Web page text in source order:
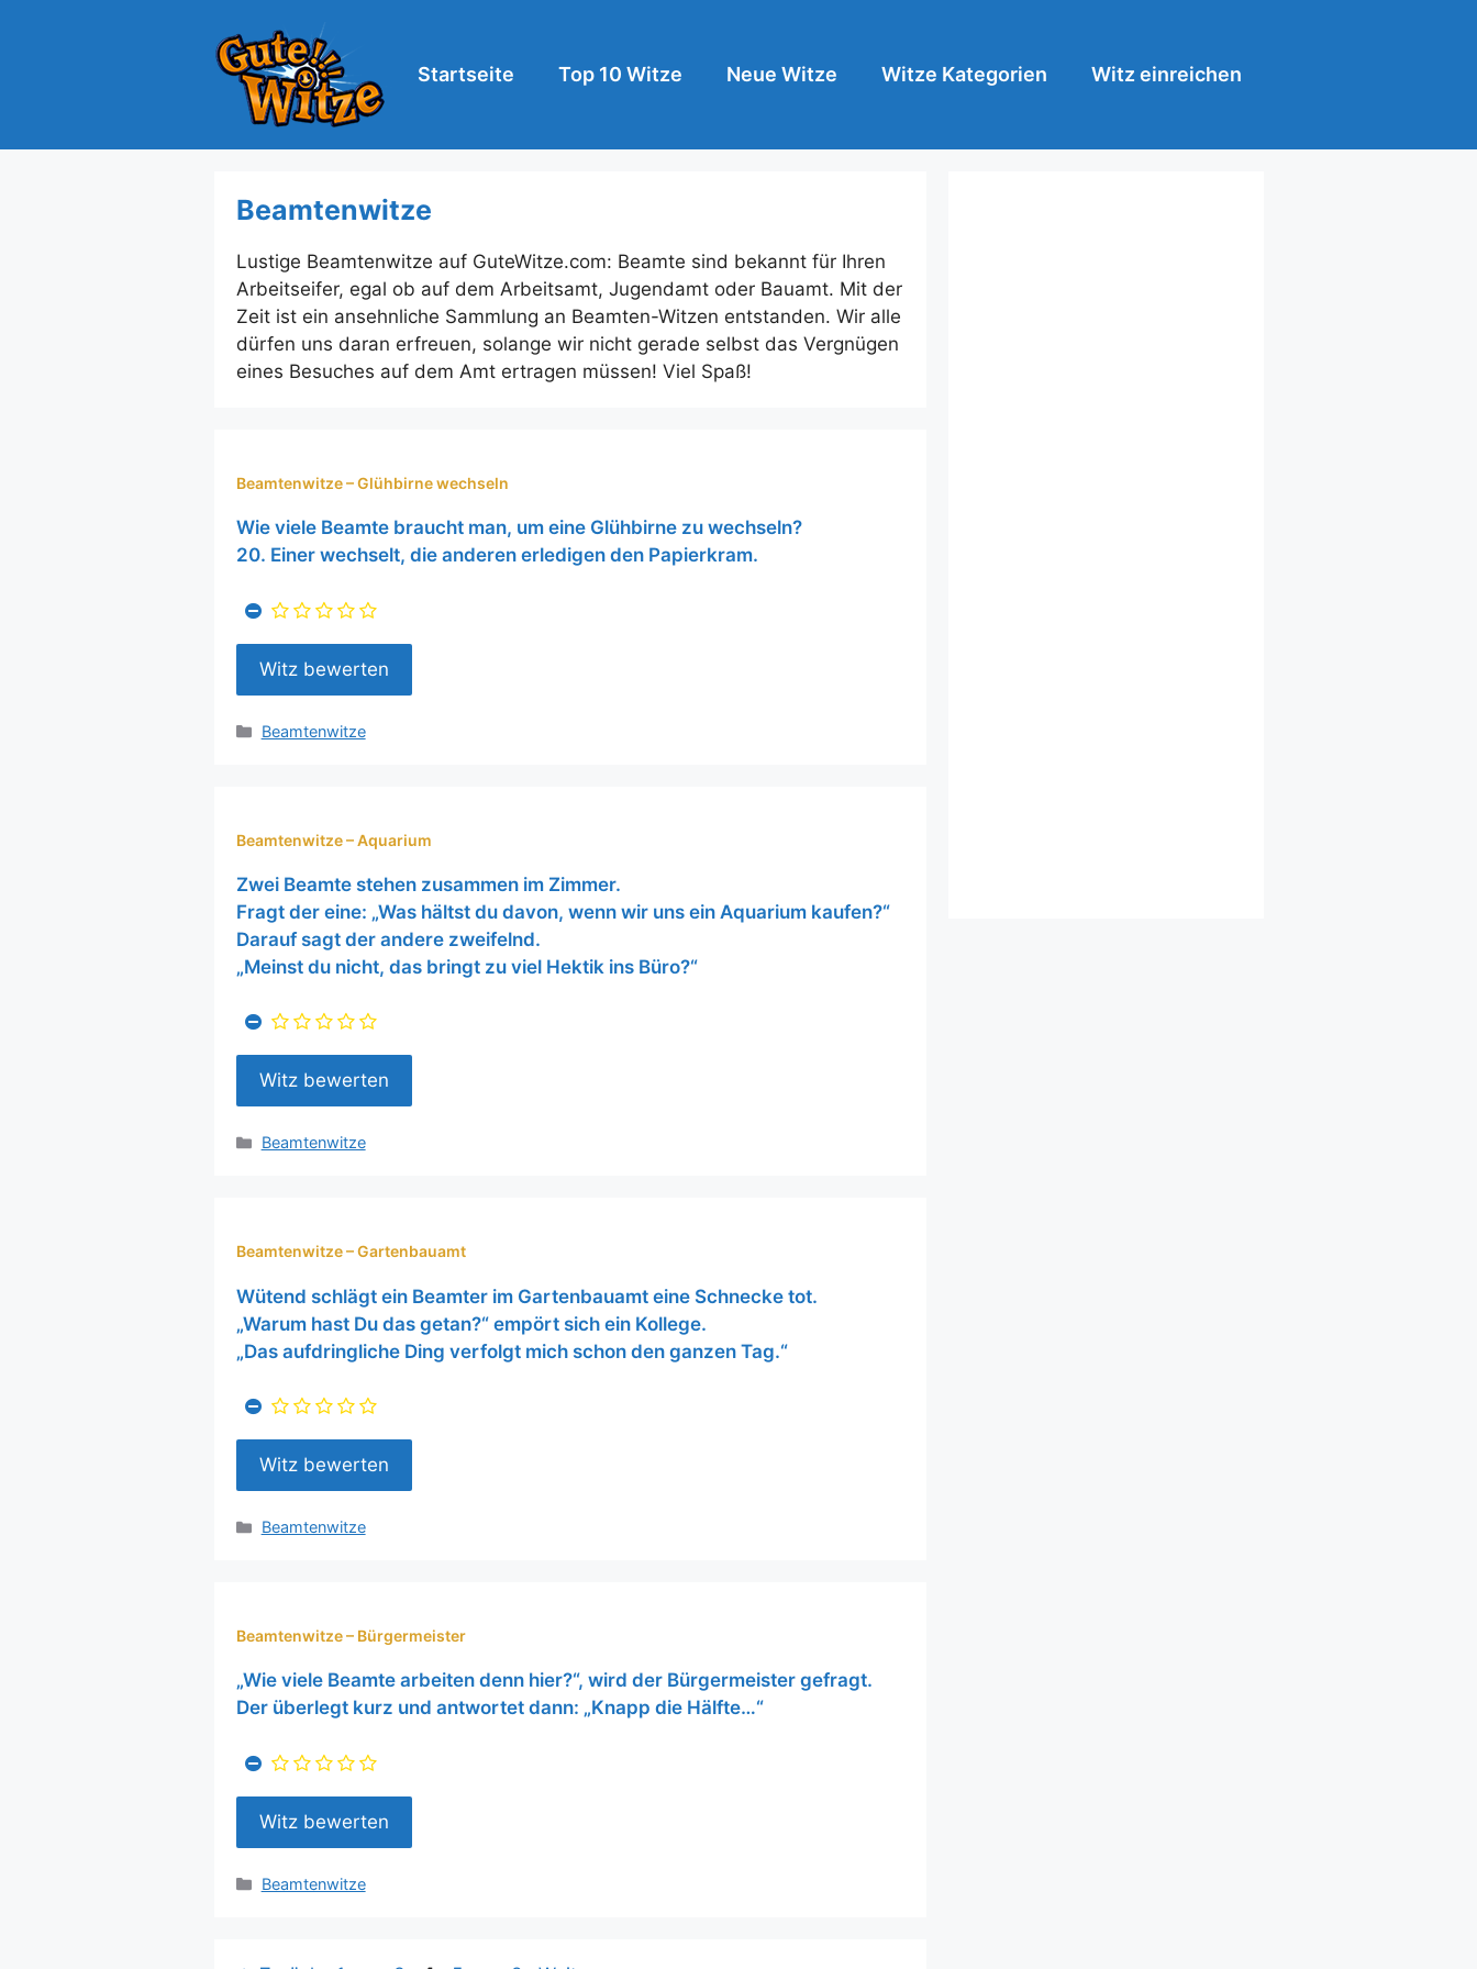
Startseite Top 10 Witze Neue Witze Witze Kategorien Witz einreichen
Beamtenwitze
Lustige Beamtenwitze auf GuteWitze.com: Beamte sind bekannt für Ihren
Arbeitseifer, egal ob auf dem Arbeitsamt, Jugendamt oder Bauamt. Mit der
Zeit ist ein ansehnliche Sammlung an Beamten-Witzen entstanden. Wir alle
dürfen uns daran erfreuen, solange wir nicht gerade selbst das Vergnügen
eines Besuches auf dem Amt ertragen müssen! Viel Spaß!
Beamtenwitze – Glühbirne wechseln
Wie viele Beamte braucht man, um eine Glühbirne zu wechseln?
20. Einer wechselt, die anderen erledigen den Papierkram.
Kategorien
Beamtenwitze
Beamtenwitze – Aquarium
Zwei Beamte stehen zusammen im Zimmer.
Fragt der eine: „Was hältst du davon, wenn wir uns ein Aquarium kaufen?“
Darauf sagt der andere zweifelnd.
„Meinst du nicht, das bringt zu viel Hektik ins Büro?“
Kategorien
Beamtenwitze
Beamtenwitze – Gartenbauamt
Wütend schlägt ein Beamter im Gartenbauamt eine Schnecke tot.
„Warum hast Du das getan?“ empört sich ein Kollege.
„Das aufdringliche Ding verfolgt mich schon den ganzen Tag.“
Kategorien
Beamtenwitze
Beamtenwitze – Bürgermeister
„Wie viele Beamte arbeiten denn hier?“, wird der Bürgermeister gefragt.
Der überlegt kurz und antwortet dann: „Knapp die Hälfte…“
Kategorien
Beamtenwitze